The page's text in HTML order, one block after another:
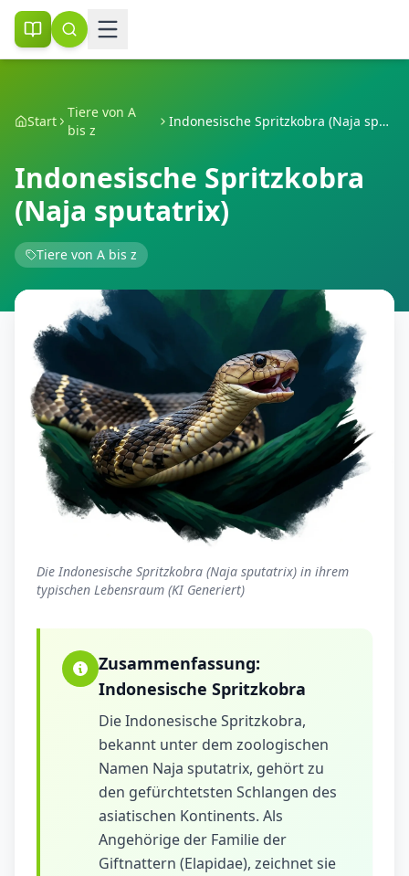
Start
Tiere von A
bis z
Indonesische Spritzkobra (Naja sputatrix)
Indonesische Spritzkobra
(Naja sputatrix)
Tiere von A bis z
Die Indonesische Spritzkobra (Naja sputatrix) in ihrem
typischen Lebensraum (KI Generiert)
Zusammenfassung:
Indonesische Spritzkobra
Die Indonesische Spritzkobra,
bekannt unter dem zoologischen
Namen Naja sputatrix, gehört zu
den gefürchtetsten Schlangen des
asiatischen Kontinents. Als
Angehörige der Familie der
Giftnattern (Elapidae), zeichnet sie